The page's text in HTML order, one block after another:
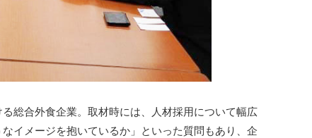
総合外食企業。取材時には、人材採用について幅広
イメージを抱いているか」といった質問もあり、企